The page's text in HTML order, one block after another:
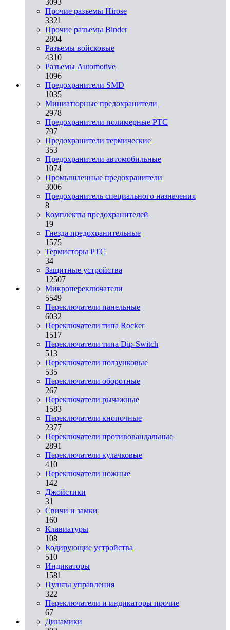
Прочие разъемы Hirose
3321
Прочие разъемы Binder
2804
Разъемы войсковые
4310
Разъeмы Automotive
1096
Предохранители SMD
1035
Миниатюрные предохранители
2978
Предохранители полимерные PTC
797
Предохранители термические
353
Предохранители автомобильные
1074
Промышленные предохранители
3006
Предохранитель специального назначения
8
Комплекты предохранителей
19
Гнезда предохранительные
1575
Термисторы PTC
34
Защитные устройства
12507
Микропереключатели
5549
Переключатели панельные
6032
Переключатели типа Rocker
1517
Переключатели типа Dip-Switch
513
Переключатели ползунковые
535
Переключатели оборотные
267
Переключатели рычажные
1583
Переключатели кнопочные
2377
Переключатели противовандальные
2891
Переключатели кулачковые
410
Переключатели ножные
142
Джойстики
31
Свичи и замки
160
Клавиатуры
108
Кодирующие устройства
510
Индикаторы
1581
Пульты управления
322
Переключатели и индикаторы прочие
67
Динамики